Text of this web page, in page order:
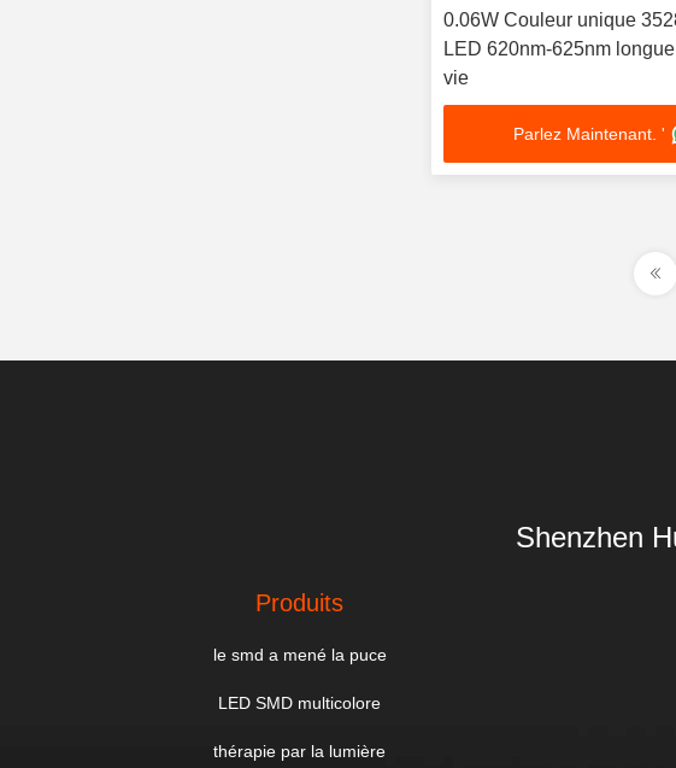
0.06W Couleur unique
LED 620nm-625nm
vie
Parlez Maintenant. '
Shenzhen
Produits
le smd a mené la puce
LED SMD multicolore
thérapie par la lumière